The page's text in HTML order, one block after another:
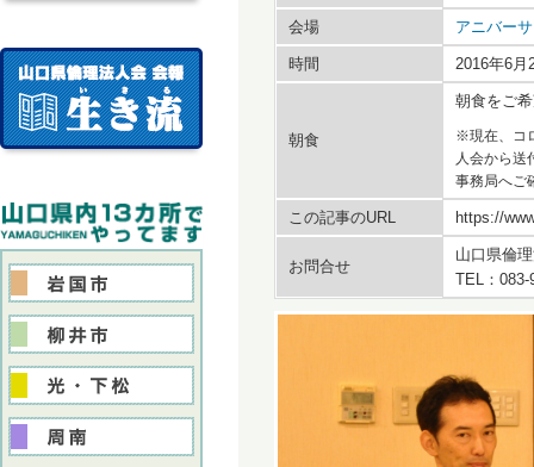
会場 アニバー
時間 2016年6月
朝食
朝食をご
※現在、コ
人会から送
事務局へご
この記事のURL https://
お問合せ
山口県倫
TEL：